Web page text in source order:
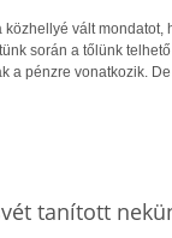
közhellyé vált
során a tőlünk
a pénzre vonatkozik.
tanított